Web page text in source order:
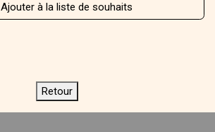
Ajouter à la liste de souhaits
Retour